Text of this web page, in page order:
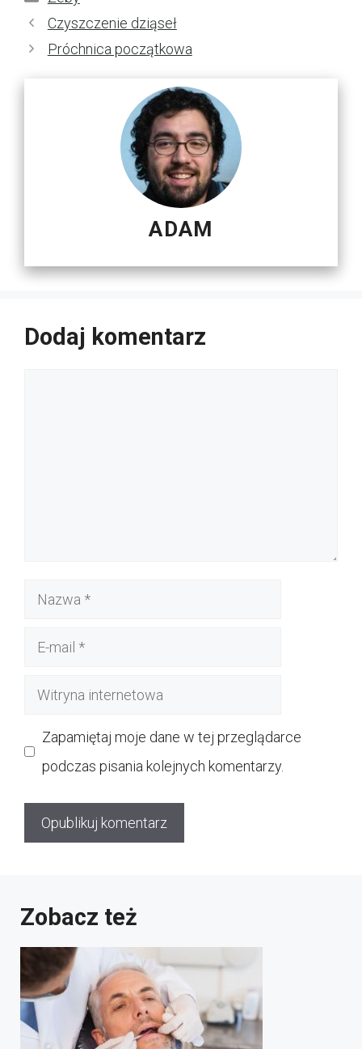
Czyszczenie dziąseł
Próchnica początkowa
ADAM
Dodaj komentarz
Nazwa
Witryna
Zapamiętaj moje dane w tej przeglądarce
podczas pisania kolejnych komentarzy.
Zobacz też